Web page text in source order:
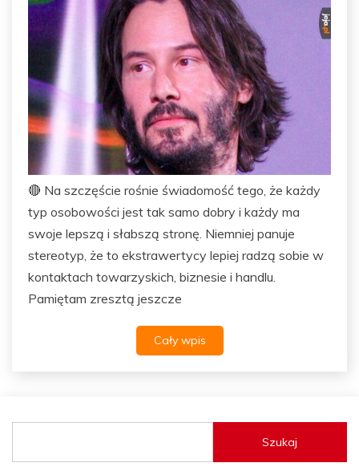
🔴 Na szczęście rośnie świadomość tego, że każdy
typ osobowości jest tak samo dobry i każdy ma
swoje lepszą i słabszą stronę. Niemniej panuje
stereotyp, że to ekstrawertycy lepiej radzą sobie w
kontaktach towarzyskich, biznesie i handlu.
Pamiętam zresztą jeszcze
Cały wpis
Szukaj